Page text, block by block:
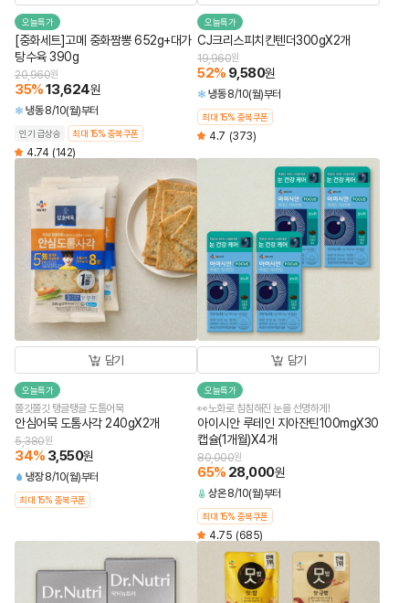
오늘특가
[중화세트]고메 중화짬뽕 652g+대가
탕수육 390g
20,960원
35%13,624원
냉동 8/10(월)부터
인기 급상승 최대 15% 중복쿠폰
4.74 (142)
오늘특가
CJ크리스피치킨텐더300gX2개
19,960원
52% 9,580원
냉동 8/10(월)부터
최대 15% 중복쿠폰
4.7 (373)
담기
오늘특가
쫄깃쫄깃 탱글탱글 도톰어묵
안심어묵 도톰사각 240gX2개
5,380원
34% 3,550원
냉장 8/10(월)부터
최대 15% 중복쿠폰
담기
오늘특가
👀노화로 침침해진 눈을 선명하게!
아이시안 루테인 지아잔틴100mgX30
캡슐(1개월)X4개
80,000원
65% 28,000원
상온 8/10(월)부터
최대 15% 중복쿠폰
4.75 (685)